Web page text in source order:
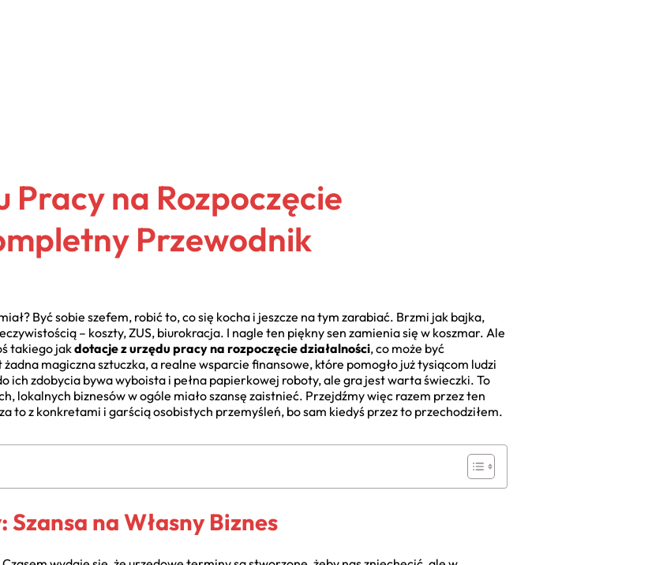
Pracy na Rozpoczęcie
Przewodnik
Być sobie szefem, robić to, co się kocha i jeszcze na tym zarabiać. Brzmi jak bajka,
– koszty, ZUS, biurokracja. I nagle ten piękny sen zamienia się w koszmar. Ale
takiego jakdotacje z urzędu pracy na rozpoczęcie działalności, co może być
magiczna sztuczka, a realne wsparcie finansowe, które pomogło już tysiącom ludzi
ich zdobycia bywa wyboista i pełna papierkowej roboty, ale gra jest warta świeczki. To
lokalnych biznesów w ogóle miało szansę zaistnieć. Przejdźmy więc razem przez ten
to z konkretami i garścią osobistych przemyśleń, bo sam kiedyś przez to przechodziłem.
na Własny Biznes